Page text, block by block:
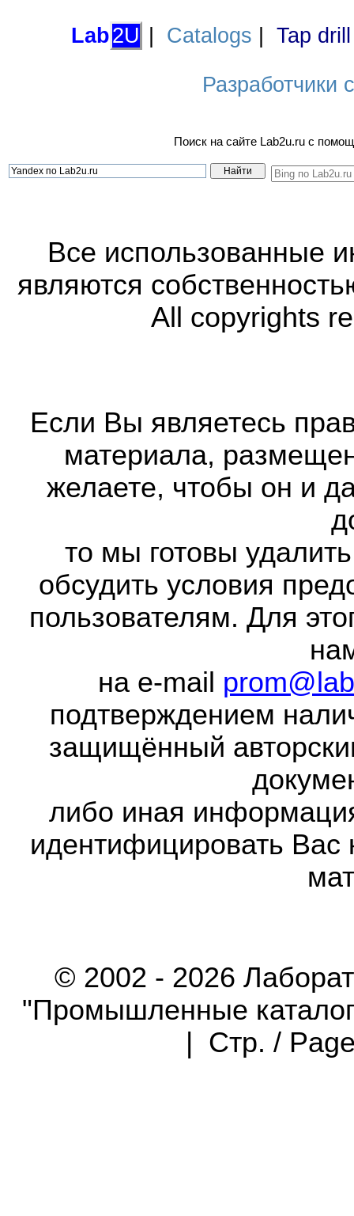
Lab2U Catalogs Tap
Разработчики
Поиск на сайте Lab2u.ru с
Все использованные
являются
All copyrights
Если Вы являетесь
материала,
желаете, чтобы он и
то мы готовы
обсудить условия
пользователям. Для
на e-mail
подтверждением
защищённый
либо иная
идентифицировать Вас
© 2002 - 2026
"Промышленные
| Стр. /